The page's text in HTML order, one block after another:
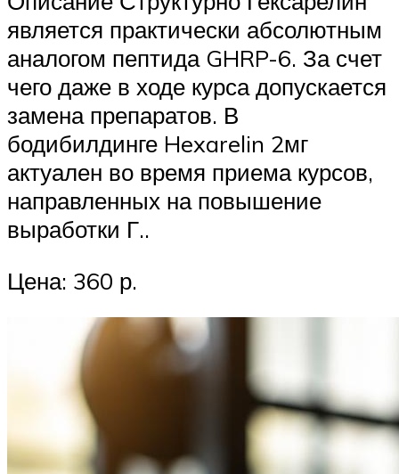
является практически абсолютным
аналогом пептида GHRP-6. За счет
чего даже в ходе курса допускается
замена препаратов. В
бодибилдинге Hexarelin 2мг
актуален во время приема курсов,
направленных на повышение
выработки Г..
Цена: 360 р.